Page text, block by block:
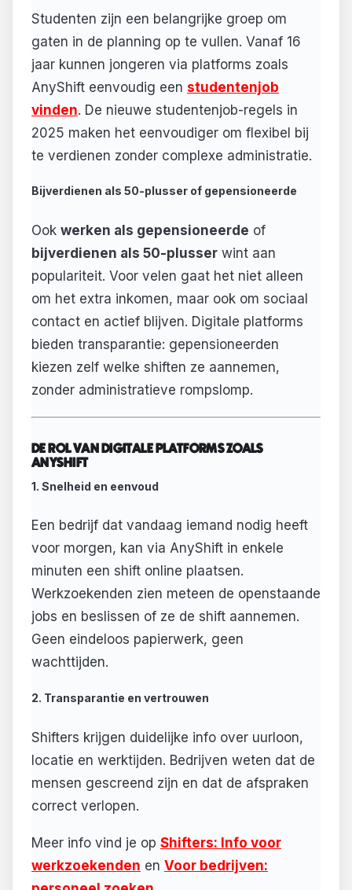
Studenten zijn een belangrijke groep om
gaten in de planning op te vullen. Vanaf 16
jaar kunnen jongeren via platforms zoals
AnyShift eenvoudig een studentenjob
vinden. De nieuwe studentenjob-regels in
2025 maken het eenvoudiger om flexibel bij
te verdienen zonder complexe administratie.
Bijverdienen als 50-plusser of gepensioneerde
Ook werken als gepensioneerde of
bijverdienen als 50-plusser wint aan
populariteit. Voor velen gaat het niet alleen
om het extra inkomen, maar ook om sociaal
contact en actief blijven. Digitale platforms
bieden transparantie: gepensioneerden
kiezen zelf welke shiften ze aannemen,
zonder administratieve rompslomp.
DE ROL VAN DIGITALE PLATFORMS ZOALS
ANYSHIFT
1. Snelheid en eenvoud
Een bedrijf dat vandaag iemand nodig heeft
voor morgen, kan via AnyShift in enkele
minuten een shift online plaatsen.
Werkzoekenden zien meteen de openstaande
jobs en beslissen of ze de shift aannemen.
Geen eindeloos papierwerk, geen
wachttijden.
2. Transparantie en vertrouwen
Shifters krijgen duidelijke info over uurloon,
locatie en werktijden. Bedrijven weten dat de
mensen gescreend zijn en dat de afspraken
correct verlopen.
Meer info vind je op Shifters: Info voor
werkzoekenden en Voor bedrijven: